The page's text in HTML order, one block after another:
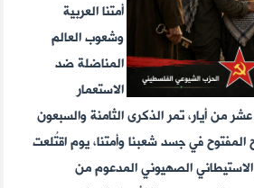
أمتنا العربية
وشعوب العالم
المناضلة ضد
الاستعمار
من أيار، تمر الذكرى الثامنة والسبعون
المفتوح في جسد شعبنا وأمتنا، يوم اقتُلعت
الصهيوني المدعوم من